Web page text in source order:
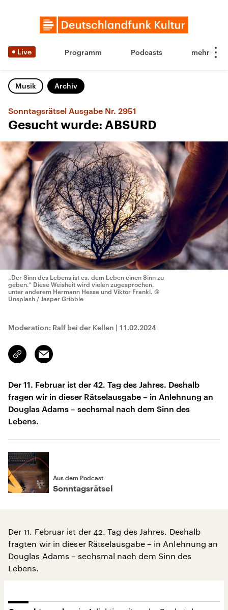
Live Programm Podcasts
Musik Archiv
Sonntagsrätsel Ausgabe Nr. 2951
Gesucht wurde: ABSURD
„Der Sinn des Lebens ist es, dem Leben einen Sinn zu
geben.“ Diese Weisheit wird vielen zugesprochen,
unter anderem Hermann Hesse und Viktor Frankl. ©
Unsplash / Jasper Gribble
Moderation: Ralf bei der Kellen | 11.02.2024
Link
kopieren/teilen
Email
Der 11. Februar ist der 42. Tag des Jahres. Deshalb
fragen wir in dieser Rätselausgabe – in Anlehnung an
Douglas Adams – sechsmal nach dem Sinn des
Lebens.
Aus dem Podcast
Sonntagsrätsel
Der 11. Februar ist der 42. Tag des Jahres. Deshalb
fragten wir in dieser Rätselausgabe – in Anlehnung an
Douglas Adams – sechsmal nach dem Sinn des
Lebens.